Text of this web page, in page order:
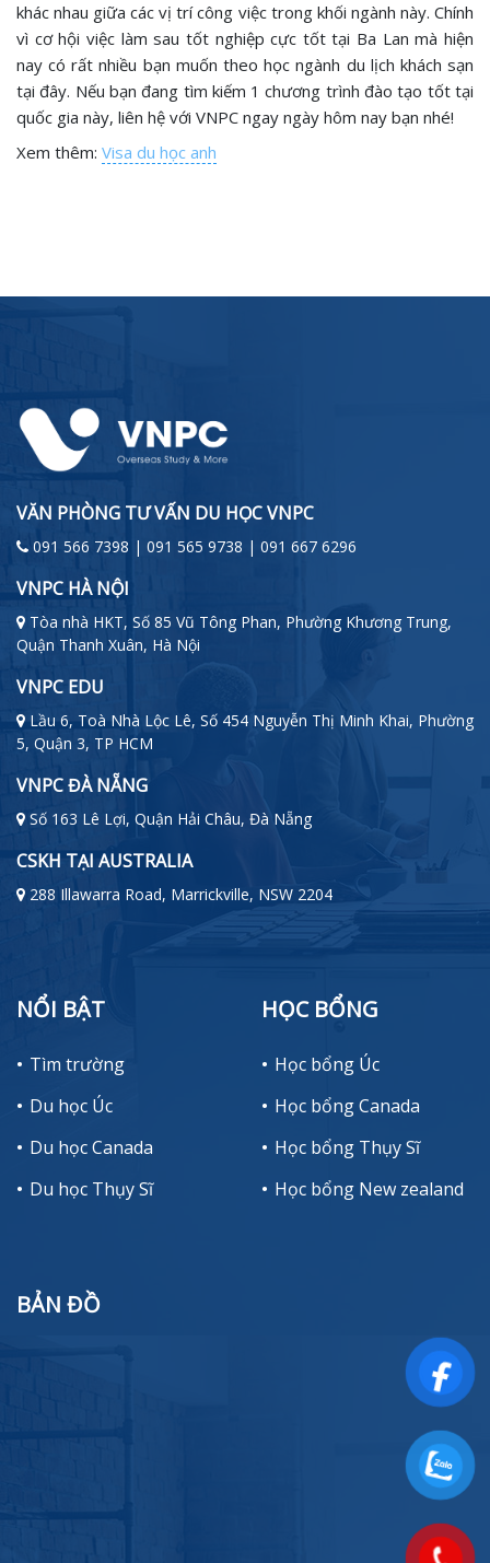
khác nhau giữa các vị trí công việc trong khối ngành này. Chính
vì cơ hội việc làm sau tốt nghiệp cực tốt tại Ba Lan mà hiện
nay có rất nhiều bạn muốn theo học ngành du lịch khách sạn
tại đây. Nếu bạn đang tìm kiếm 1 chương trình đào tạo tốt tại
quốc gia này, liên hệ với VNPC ngay ngày hôm nay bạn nhé!
Xem thêm: Visa du học anh
VĂN PHÒNG TƯ VẤN DU HỌC VNPC
091 566 7398 | 091 565 9738 | 091 667 6296
VNPC HÀ NỘI
Tòa nhà HKT, Số 85 Vũ Tông Phan, Phường Khương Trung,
Quận Thanh Xuân, Hà Nội
VNPC EDU
Lầu 6, Toà Nhà Lộc Lê, Số 454 Nguyễn Thị Minh Khai, Phường
5, Quận 3, TP HCM
VNPC ĐÀ NẴNG
Số 163 Lê Lợi, Quận Hải Châu, Đà Nẵng
CSKH TẠI AUSTRALIA
288 Illawarra Road, Marrickville, NSW 2204
NỔI BẬT
Tìm trường
Du học Úc
Du học Canada
Du học Thụy Sĩ
HỌC BỔNG
Học bổng Úc
Học bổng Canada
Học bổng Thụy Sĩ
Học bổng New zealand
BẢN ĐỒ